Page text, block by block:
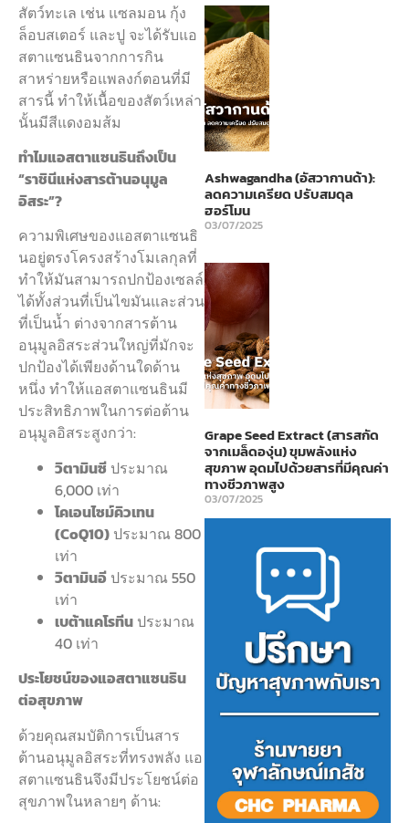
สัตว์ทะเล เช่น แซลมอน กุ้ง
ล็อบสเตอร์ และปู จะได้รับแอ
สตาแซนธินจากการกิน
สาหร่ายหรือแพลงก์ตอนที่มี
สารนี้ ทำให้เนื้อของสัตว์เหล่า
นั้นมีสีแดงอมส้ม
ทำไมแอสตาแซนธินถึงเป็น
“ราชินีแห่งสารต้านอนุมูล
อิสระ”?
ความพิเศษของแอสตาแซนธิ
นอยู่ตรงโครงสร้างโมเลกุลที่
ทำให้มันสามารถปกป้องเซลล์
ได้ทั้งส่วนที่เป็นไขมันและส่วน
ที่เป็นน้ำ ต่างจากสารต้าน
อนุมูลอิสระส่วนใหญ่ที่มักจะ
ปกป้องได้เพียงด้านใดด้าน
หนึ่ง ทำให้แอสตาแซนธินมี
ประสิทธิภาพในการต่อต้าน
อนุมูลอิสระสูงกว่า:
วิตามินซี ประมาณ
6,000 เท่า
โคเอนไซม์คิวเทน
(CoQ10) ประมาณ 800
เท่า
วิตามินอี ประมาณ 550
เท่า
เบต้าแคโรทีน ประมาณ
40 เท่า
ประโยชน์ของแอสตาแซนธิน
ต่อสุขภาพ
ด้วยคุณสมบัติการเป็นสาร
ต้านอนุมูลอิสระที่ทรงพลัง แอ
สตาแซนธินจึงมีประโยชน์ต่อ
สุขภาพในหลายๆ ด้าน:
Ashwagandha (อัสวากานด้า):
ลดความเครียด ปรับสมดุล
ฮอร์โมน
03/07/2025
Grape Seed Extract (สารสกัด
จากเมล็ดองุ่น) ขุมพลังแห่ง
สุขภาพ อุดมไปด้วยสารที่มีคุณค่า
ทางชีวภาพสูง
03/07/2025